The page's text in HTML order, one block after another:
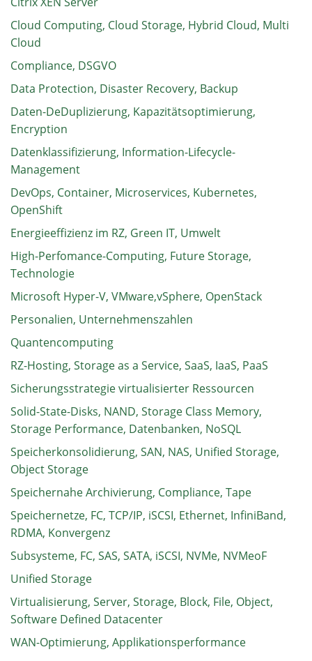
Cloud Computing, Cloud Storage, Hybrid Cloud, Multi
Cloud
Compliance, DSGVO
Data Protection, Disaster Recovery, Backup
Daten-DeDuplizierung, Kapazitätsoptimierung,
Encryption
Datenklassifizierung, Information-Lifecycle-
Management
DevOps, Container, Microservices, Kubernetes,
OpenShift
Energieeffizienz im RZ, Green IT, Umwelt
High-Perfomance-Computing, Future Storage,
Technologie
Microsoft Hyper-V, VMware,vSphere, OpenStack
Personalien, Unternehmenszahlen
Quantencomputing
RZ-Hosting, Storage as a Service, SaaS, IaaS, PaaS
Sicherungsstrategie virtualisierter Ressourcen
Solid-State-Disks, NAND, Storage Class Memory,
Storage Performance, Datenbanken, NoSQL
Speicherkonsolidierung, SAN, NAS, Unified Storage,
Object Storage
Speichernahe Archivierung, Compliance, Tape
Speichernetze, FC, TCP/IP, iSCSI, Ethernet, InfiniBand,
RDMA, Konvergenz
Subsysteme, FC, SAS, SATA, iSCSI, NVMe, NVMeoF
Unified Storage
Virtualisierung, Server, Storage, Block, File, Object,
Software Defined Datacenter
WAN-Optimierung, Applikationsperformance